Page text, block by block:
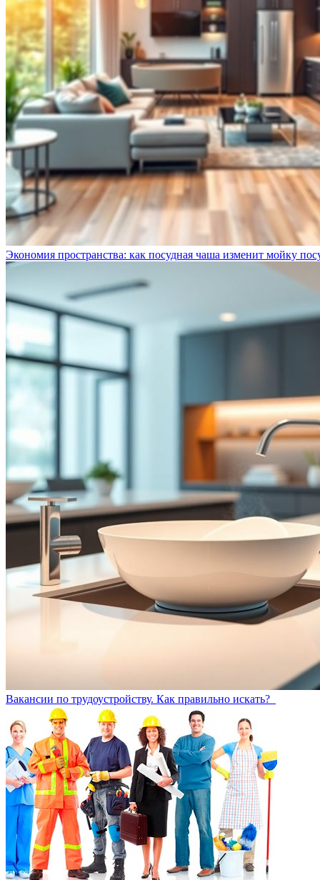
Экономия пространства: как посудная чаша изменит мойку
Вакансии по трудоустройству. Как правильно искать?